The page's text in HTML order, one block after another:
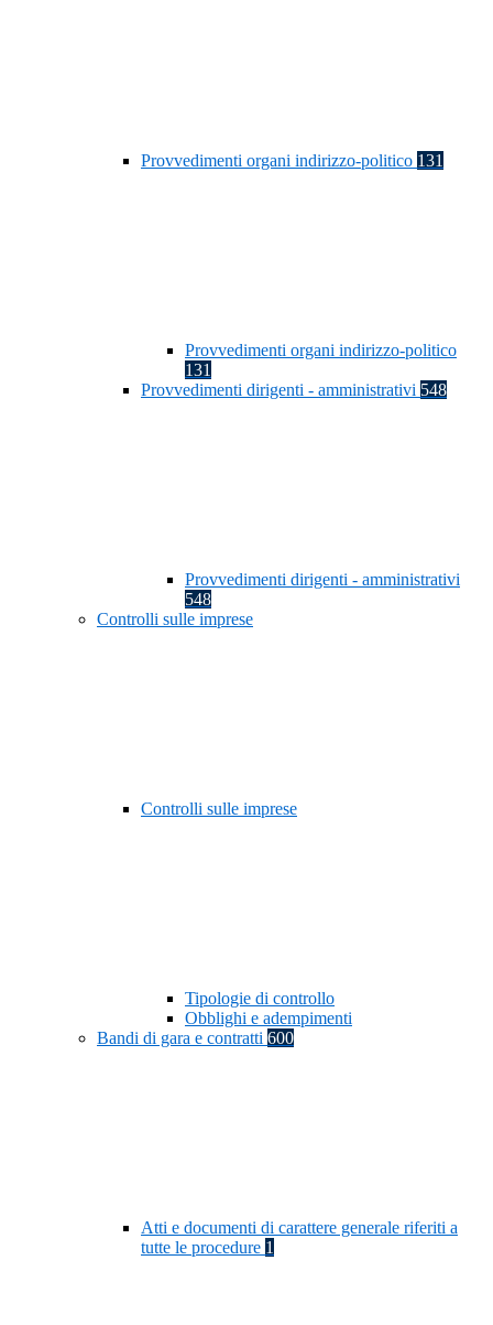
Provvedimenti organi indirizzo-politico 131
Provvedimenti organi indirizzo-politico
131
Provvedimenti dirigenti - amministrativi 548
Provvedimenti dirigenti - amministrativi
548
Controlli sulle imprese
Controlli sulle imprese
Tipologie di controllo
Obblighi e adempimenti
Bandi di gara e contratti 600
Atti e documenti di carattere generale riferiti a
tutte le procedure 1